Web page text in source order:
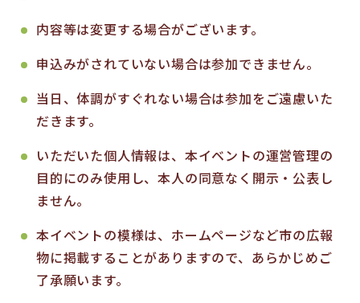
内容等は変更する場合がございます。
申込みがされていない場合は参加できません。
当日、体調がすぐれない場合は参加をご遠慮いた
だきます。
いただいた個人情報は、本イベントの運営管理の
目的にのみ使用し、本人の同意なく開示・公表し
ません。
本イベントの模様は、ホームページなど市の広報
物に掲載することがありますので、あらかじめご
了承願います。